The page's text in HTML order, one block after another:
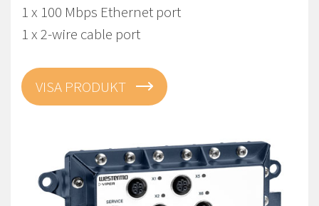
1 x 100 Mbps Ethernet port
1 x 2-wire cable port
VISA PRODUKT